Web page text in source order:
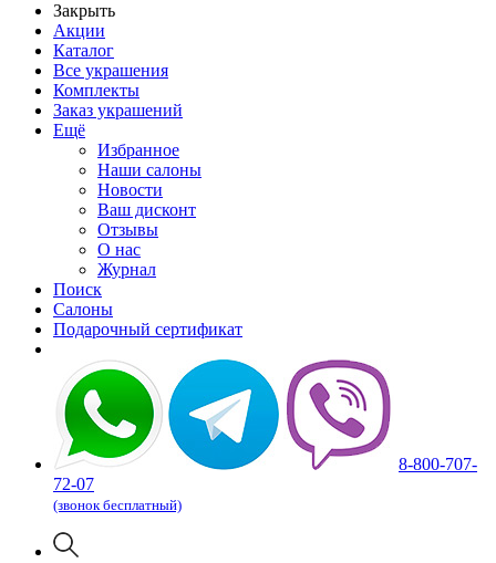
Закрыть
Акции
Каталог
Все украшения
Комплекты
Заказ украшений
Ещё
Избранное
Наши салоны
Новости
Ваш дисконт
Отзывы
О нас
Журнал
Поиск
Салоны
Подарочный сертификат
8-800-707-
72-07
(звонок бесплатный)